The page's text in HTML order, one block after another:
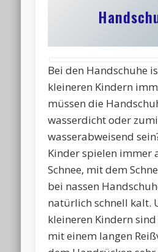
Bei den Handschuhe
kleineren Kindern
müssen die
wasserdicht oder
wasserabweisend
Kinder spielen immer
Schnee, mit dem
bei nassen
natürlich schnell kalt.
kleineren Kindern
mit einem langen